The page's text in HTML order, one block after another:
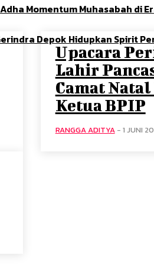
Momentum Muhasabah di
Depok Hidupkan Spirit
Upacara
Lahir
Camat
Ketua BPIP
RANGGA ADITYA - 1 JUNI